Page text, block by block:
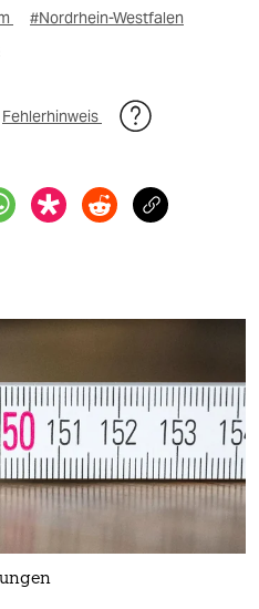
#Nordrhein-Westfalen
Fehlerhinweis